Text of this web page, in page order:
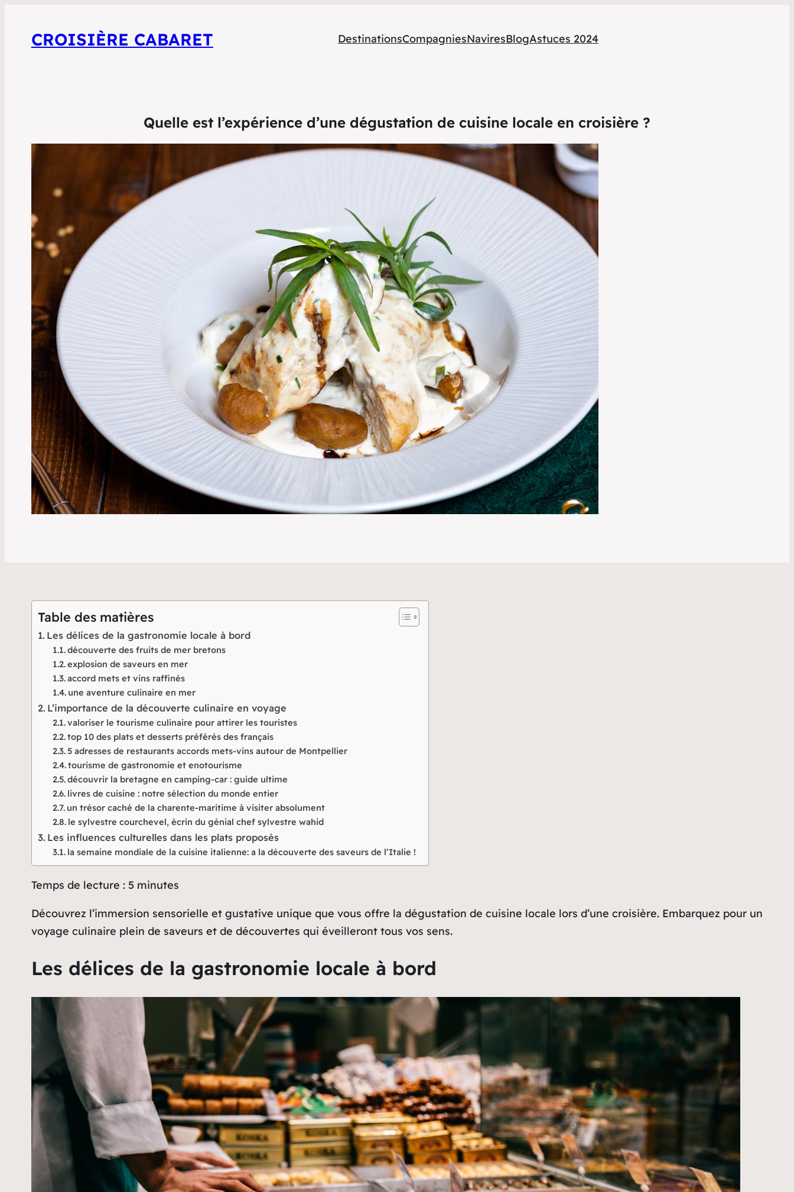
CROISIÈRE CABARET DestinationsCompagniesNaviresBlogAstuces 2024
Quelle est l’expérience d’une dégustation de cuisine locale en croisière ?
Table des matières
Les délices de la gastronomie locale à bord
découverte des fruits de mer bretons
explosion de saveurs en mer
accord mets et vins raffinés
une aventure culinaire en mer
L’importance de la découverte culinaire en voyage
valoriser le tourisme culinaire pour attirer les touristes
top 10 des plats et desserts préférés des français
5 adresses de restaurants accords mets-vins autour de Montpellier
tourisme de gastronomie et enotourisme
découvrir la bretagne en camping-car : guide ultime
livres de cuisine : notre sélection du monde entier
un trésor caché de la charente-maritime à visiter absolument
le sylvestre courchevel, écrin du génial chef sylvestre wahid
Les influences culturelles dans les plats proposés
la semaine mondiale de la cuisine italienne: a la découverte des saveurs de l’Italie !
Temps de lecture : 5 minutes
Découvrez l’immersion sensorielle et gustative unique que vous offre la dégustation de cuisine locale lors d’une croisière. Embarquez pour un
voyage culinaire plein de saveurs et de découvertes qui éveilleront tous vos sens.
Les délices de la gastronomie locale à bord